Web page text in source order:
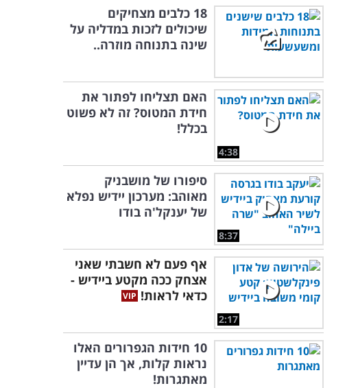
18 כלבים מצחיקים
שיכולים לזכות במדליה על
שינה בתנוחה מוזרה..
4:38
האם תצליחו לפתור את
חידת המטוס? זה לא פשוט
בכלל!
8:37
סיפורו של מושבניק
מאוהב: מערכון יידיש נפלא
של יענקל'ה בודו
2:17
אף פעם לא חשבתי שאני
אצחק ככה מקטע ביידיש -
כדאי לראות!
10 חידות הגפרורים האלו
נראות קלות, אך הן עדיין
מאתגרות!